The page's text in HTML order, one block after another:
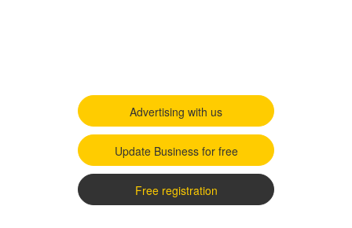
Advertising with us
Update Business for free
Free registration